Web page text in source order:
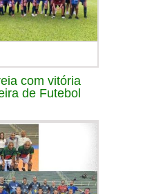
com vitória
de Futebol